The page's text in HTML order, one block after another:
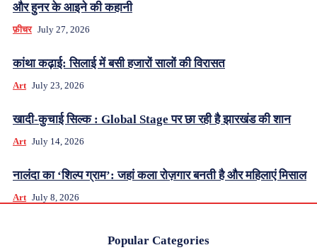
और हुनर के आइने की कहानी
फ़ीचर July 27, 2026
कांथा कढ़ाई: सिलाई में बसी हजारों सालों की विरासत
Art July 23, 2026
खादी-कुचाई सिल्क : Global Stage पर छा रही है झारखंड की शान
Art July 14, 2026
नालंदा का ‘शिल्प ग्राम’: जहां कला रोज़गार बनती है और महिलाएं मिसाल
Art July 8, 2026
Popular Categories